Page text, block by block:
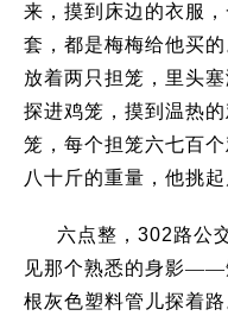
来，摸到床边的衣服
套，都是梅梅给他买
放着两只担笼，里头
探进鸡笼，摸到温热
笼，每个担笼六七百
八十斤的重量，他挑
六点整， 302路公
见那个熟悉的身影——
根灰色塑料管儿探着路